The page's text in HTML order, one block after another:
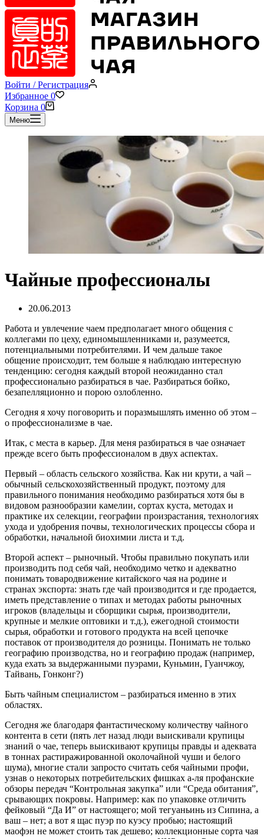
Войти / Регистрация
Избранное 0
Корзина 0
Меню
Чайные профессионалы
20.06.2013
Работа и увлечение чаем предполагает много общения с
коллегами по цеху, единомышленниками и, разумеется,
потенциальными потребителями. И чем дальше такое
общение происходит, тем больше я наблюдаю интересную
тенденцию: сегодня каждый второй неожиданно стал
профессионально разбираться в чае. Разбираться бойко,
безапелляционно и порою озлобленно.
Сегодня я хочу поговорить и поразмышлять именно об этом –
о профессионализме в чае.
Итак, с места в карьер. Для меня разбираться в чае означает
прежде всего быть профессионалом в двух аспектах.
Первый – область сельского хозяйства. Как ни крути, а чай –
обычный сельскохозяйственный продукт, поэтому для
правильного понимания необходимо разбираться хотя бы в
видовом разнообразии камелии, сортах куста, методах и
практике их селекции, географии произрастания, технологиях
ухода и удобрения почвы, технологических процессы сбора и
обработки, начальной биохимии листа и т.д.
Второй аспект – рыночный. Чтобы правильно покупать или
производить под себя чай, необходимо четко и адекватно
понимать товародвижение китайского чая на родине и
странах экспорта: знать где чай производится и где продается,
иметь представление о типах и методах работы рыночных
игроков (владельцы и сборщики сырья, производители,
крупные и мелкие оптовики и т.д.), ежегодной стоимости
сырья, обработки и готового продукта на всей цепочке
поставок от производителя до розницы. Понимать не только
географию производства, но и географию продаж (например,
куда ехать за выдержанными пуэрами, Куньмин, Гуанчжоу,
Тайвань, Гонконг?)
Быть чайным специалистом – разбираться именно в этих
областях.
Сегодня же благодаря фантастическому количеству чайного
контента в сети (пять лет назад люди выискивали крупицы
знаний о чае, теперь выискивают крупицы правды и адеквата
в тоннах растиражированной околочайной чуши и белого
шума), многие стали запросто считать себя чайными профи,
узнав о некоторых потребительских фишках а-ля профанские
обзоры передач “Контрольная закупка” или “Среда обитания”,
срывающих покровы. Например: как по упаковке отличить
фейковый “Да И” от настоящего; мой тегуаньинь из Сипина, а
ваш – нет; а вот я щас пуэр по куэсу пробью; настоящий
маофэн не может стоить так дешево; коллекционные сорта чая